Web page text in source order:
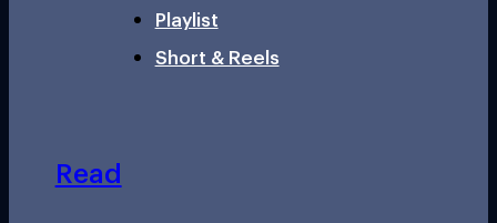
Playlist
Short & Reels
Read